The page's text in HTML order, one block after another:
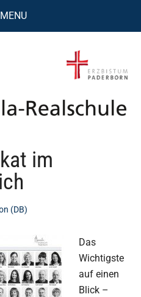
MENU
im
(DB)
Das
Wichtigste
auf einen
Blick –